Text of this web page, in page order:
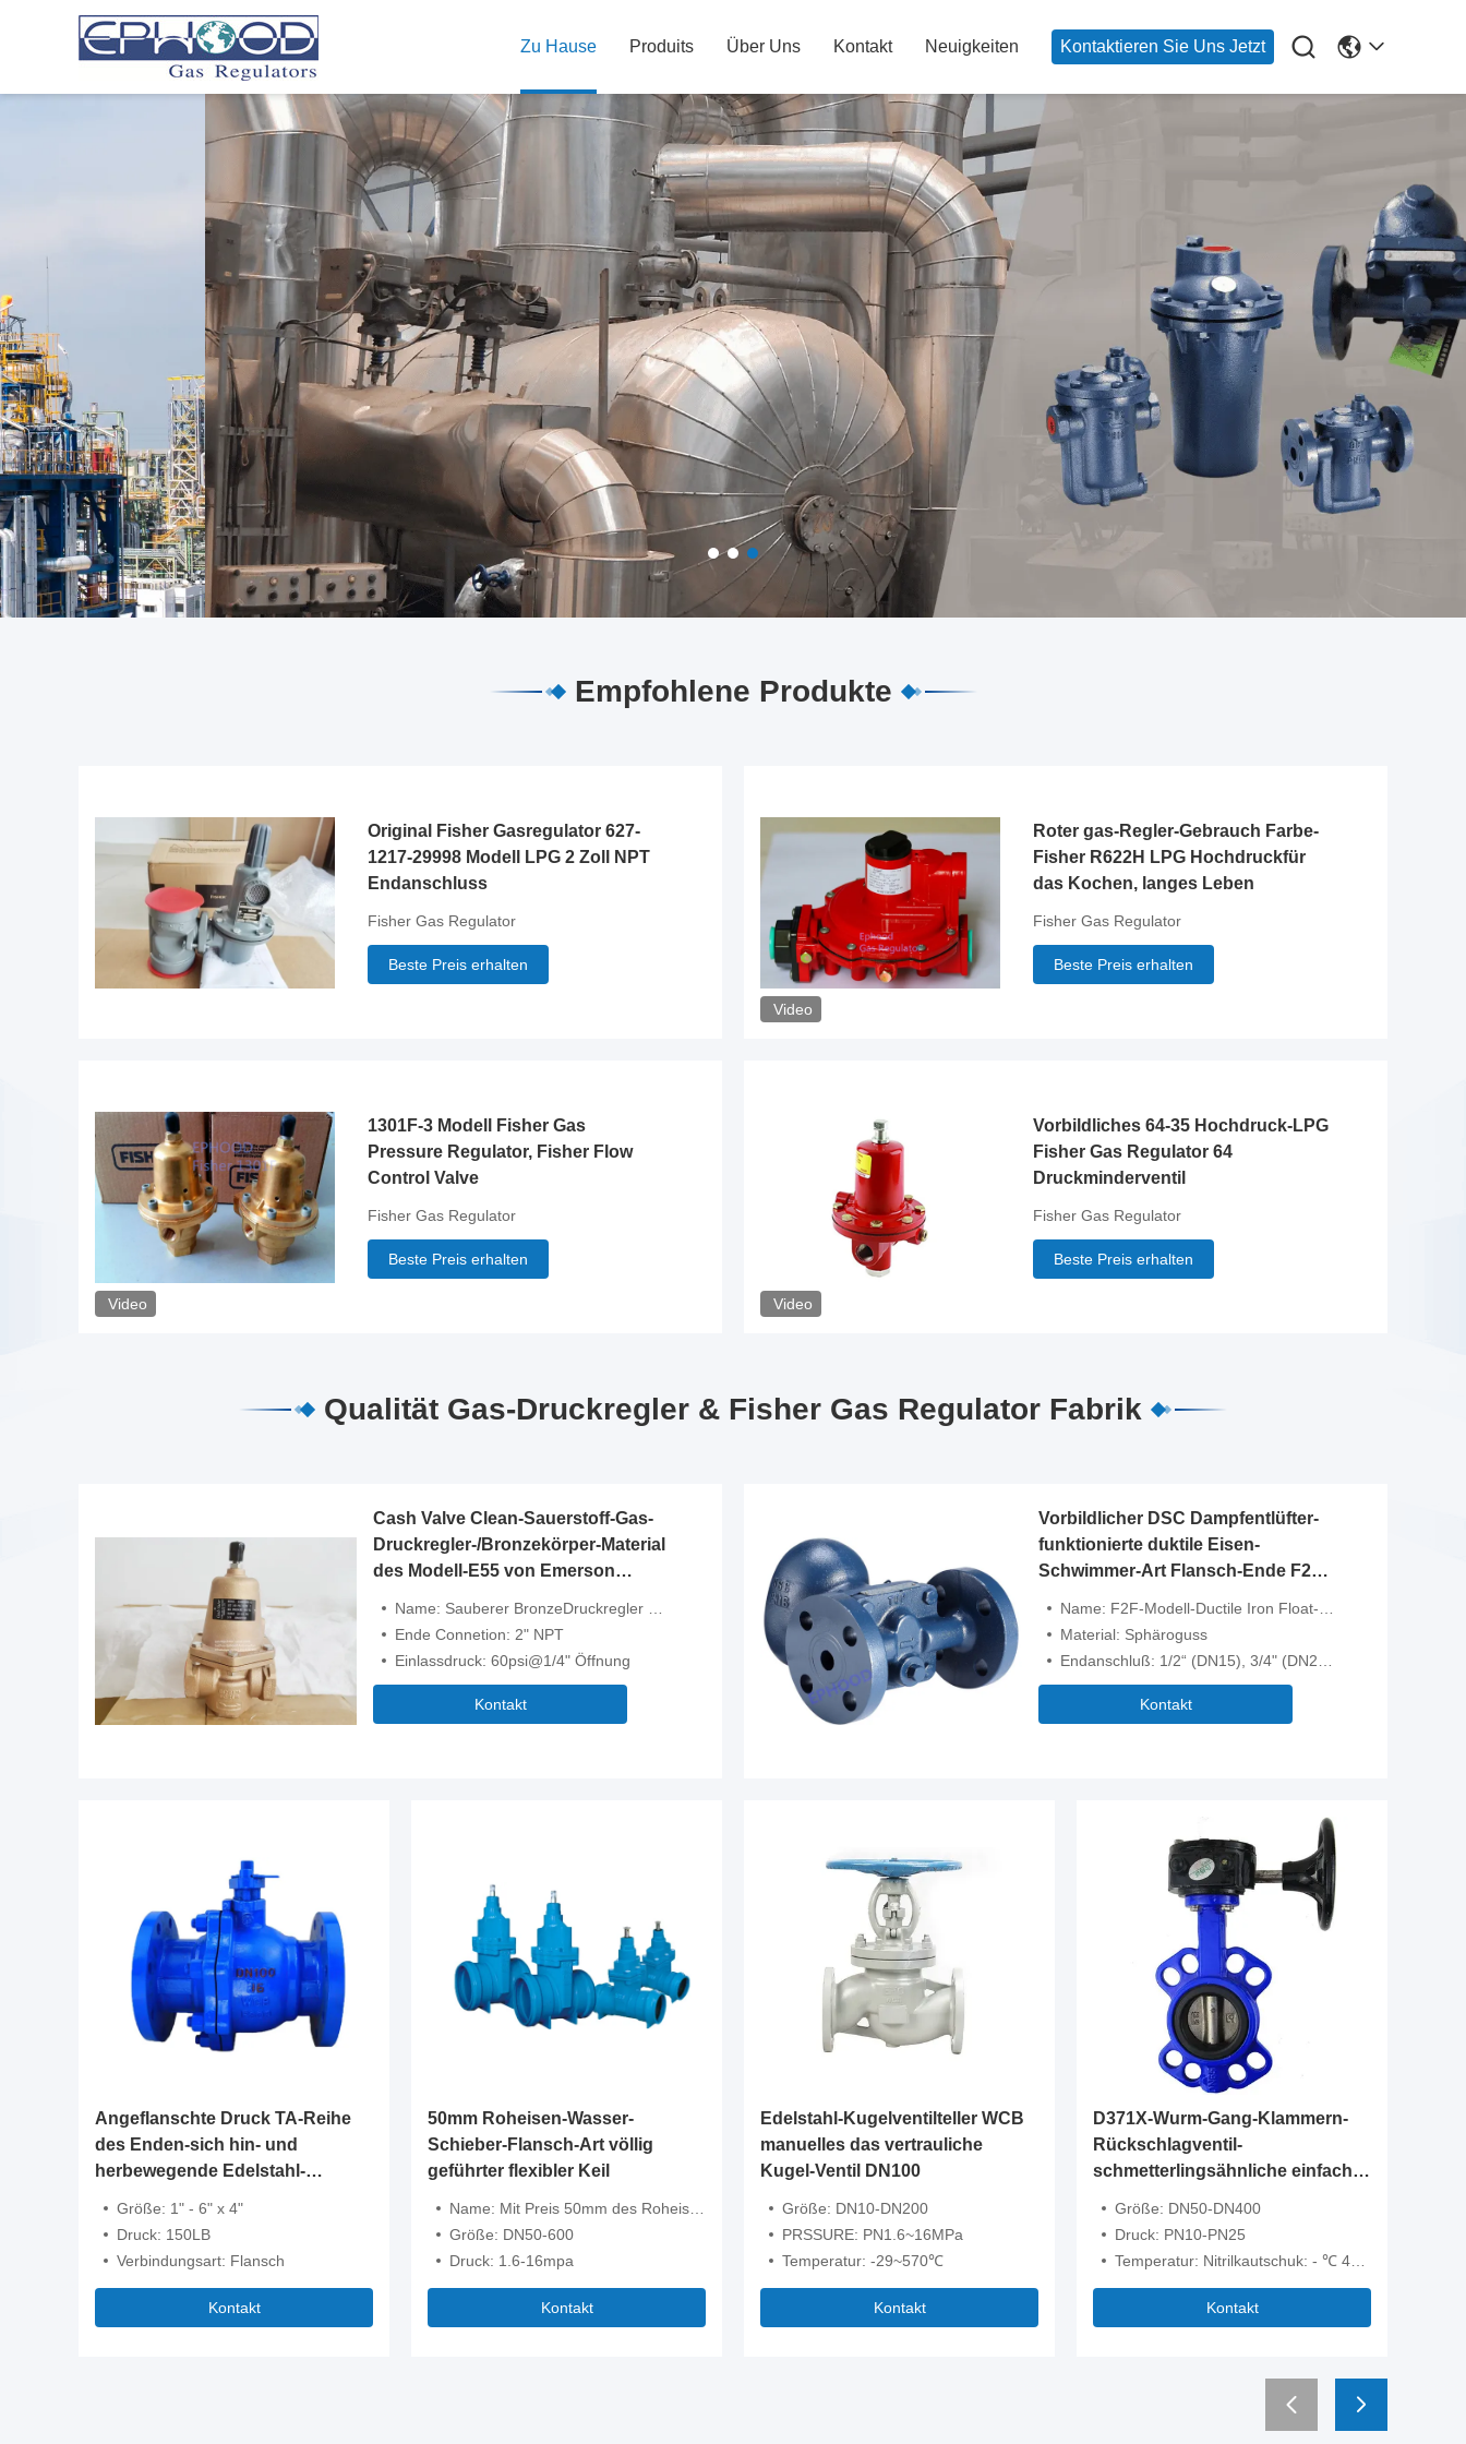
Zu Hause Produits Über Uns Kontakt Neuigkeiten Kontaktieren Sie Uns Jetzt 
Empfohlene Produkte
Original Fisher Gasregulator 627-
1217-29998 Modell LPG 2 Zoll NPT
Endanschluss
Fisher Gas Regulator
Beste Preis erhalten
Video
Roter gas-Regler-Gebrauch Farbe-
Fisher R622H LPG Hochdruckfür
das Kochen, langes Leben
Fisher Gas Regulator
Beste Preis erhalten
Video
1301F-3 Modell Fisher Gas
Pressure Regulator, Fisher Flow
Control Valve
Fisher Gas Regulator
Beste Preis erhalten
Video
Vorbildliches 64-35 Hochdruck-LPG
Fisher Gas Regulator 64
Druckminderventil
Fisher Gas Regulator
Beste Preis erhalten
Qualität Gas-Druckregler & Fisher Gas Regulator Fabrik
Cash Valve Clean-Sauerstoff-Gas-
Druckregler-/Bronzekörper-Material
des Modell-E55 von Emerson
Name: Sauberer BronzeDruckregler des Sauerstoff-E-55
Ende Connetion: 2" NPT
Einlassdruck: 60psi@1/4" Öffnung
Kontakt
Vorbildlicher DSC Dampfentlüfter-
funktionierte duktile Eisen-
Schwimmer-Art Flansch-Ende F2F-
Name: F2F-Modell-Ductile Iron Float-Dampfentlüfter
Material: Sphäroguss
Endanschluß: 1/2“ (DN15), 3/4" (DN20), 1" (DN25)
Kontakt
Angeflanschte Druck TA-Reihe
des Enden-sich hin- und
herbewegende Edelstahl-
Größe: 1" - 6" x 4"
Druck: 150LB
Verbindungsart: Flansch
Kontakt
50mm Roheisen-Wasser-
Schieber-Flansch-Art völlig
geführter flexibler Keil
Name: Mit Preis 50mm des Roheisen-Pn16 Dn100 tor F4 Wasser-des Lärm-3352 elastisches Sitzangeflanschtes Ve
Größe: DN50-600
Druck: 1.6-16mpa
Kontakt
Edelstahl-Kugelventilteller WCB
manuelles das vertrauliche
Kugel-Ventil DN100
Größe: DN10-DN200
PRSSURE: PN1.6~16MPa
Temperatur: -29~570℃
Kontakt
D371X-Wurm-Gang-Klammern-
Rückschlagventil-
schmetterlingsähnliche einfache
Größe: DN50-DN400
Druck: PN10-PN25
Temperatur: Nitrilkautschuk: - ℃ 40 | 90 ℃ Fluorgummi: - ℃ 20 | ℃ 200
Kontakt